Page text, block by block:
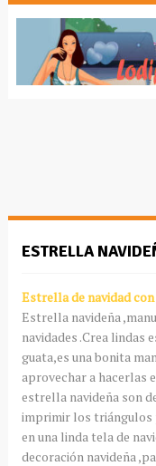
ESTRELLA
Estrella de navidad
Estrella navideña ,
navidades .Crea lindas
guata,es una bonita
aprovechar a hacerlas
estrella navideña son
imprimir los triángulos
en una linda tela de
decoración navideña